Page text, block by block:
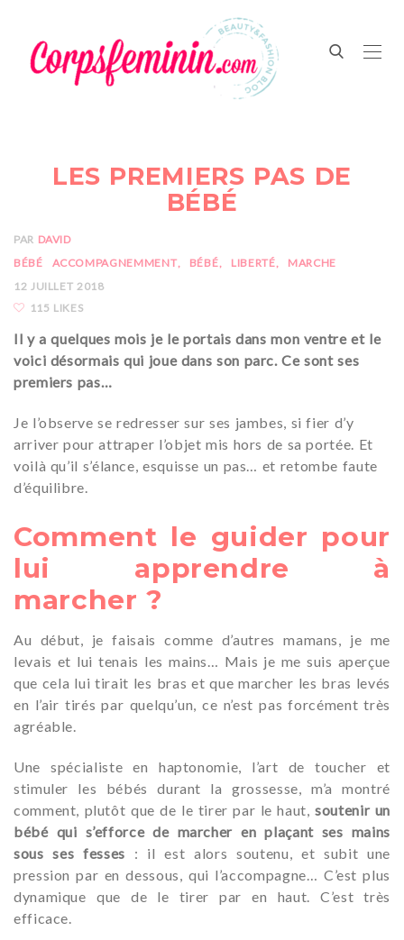
LES PREMIERS PAS DE
BÉBÉ
PAR DAVID
BÉBÉ
ACCOMPAGNEMMENT BÉBÉ LIBERTÉ
MARCHE
12 JUILLET 2018
115 LIKES
Il y a quelques mois je le portais dans mon ventre et le
voici désormais qui joue dans son parc. Ce sont ses
premiers pas…
Je l’observe se redresser sur ses jambes, si fier d’y
arriver pour attraper l’objet mis hors de sa portée. Et
voilà qu’il s’élance, esquisse un pas… et retombe faute
d’équilibre.
Comment le guider pour
lui apprendre à
marcher ?
Au début, je faisais comme d’autres mamans, je me
levais et lui tenais les mains… Mais je me suis aperçue
que cela lui tirait les bras et que marcher les bras levés
en l’air tirés par quelqu’un, ce n’est pas forcément très
agréable.
Une spécialiste en haptonomie, l’art de toucher et
stimuler les bébés durant la grossesse, m’a montré
comment, plutôt que de le tirer par le haut,soutenir un
bébé qui s’efforce de marcher en plaçant ses mains
sous ses fesses : il est alors soutenu, et subit une
pression par en dessous, qui l’accompagne… C’est plus
dynamique que de le tirer par en haut. C’est très
efficace.